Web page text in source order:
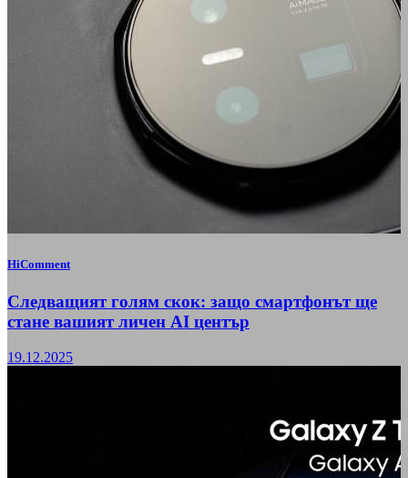
HiComment
Следващият голям скок: защо смартфонът ще
стане вашият личен AI център
19.12.2025